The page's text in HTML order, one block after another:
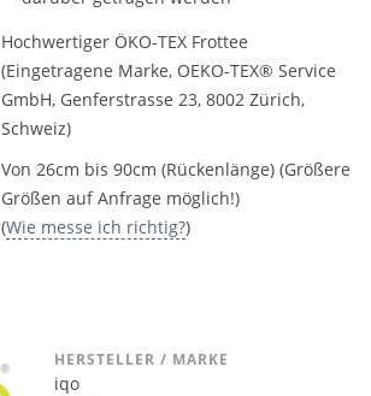
Hochwertiger ÖKO-TEX Frottee
(Eingetragene Marke, OEKO-TEX® Service
GmbH, Genferstrasse 23, 8002 Zürich,
Schweiz)
Von 26cm bis 90cm (Rückenlänge) (Größere
Größen auf Anfrage möglich!)
(Wie messe ich richtig?)
HERSTELLER / MARKE
iqo